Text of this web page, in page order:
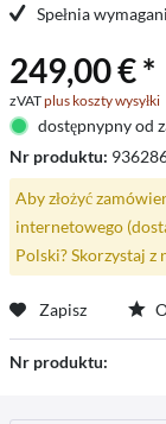
Spełnia
249,00 € *
zVATplus koszty wysyłki
dostępnypny od
Nr produktu:
Aby złożyć
internetowego
Polski? Skorzystaj z
Zapisz
Nr produktu: